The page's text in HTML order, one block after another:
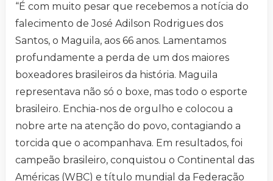
“É com muito pesar que recebemos a notícia do
falecimento de José Adilson Rodrigues dos
Santos, o Maguila, aos 66 anos. Lamentamos
profundamente a perda de um dos maiores
boxeadores brasileiros da história. Maguila
representava não só o boxe, mas todo o esporte
brasileiro. Enchia-nos de orgulho e colocou a
nobre arte na atenção do povo, contagiando a
torcida que o acompanhava. Em resultados, foi
campeão brasileiro, conquistou o Continental das
Américas (WBC) e título mundial da Federação